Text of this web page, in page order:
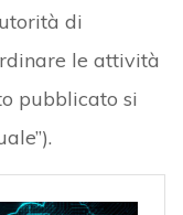
di
le attività
pubblicato si